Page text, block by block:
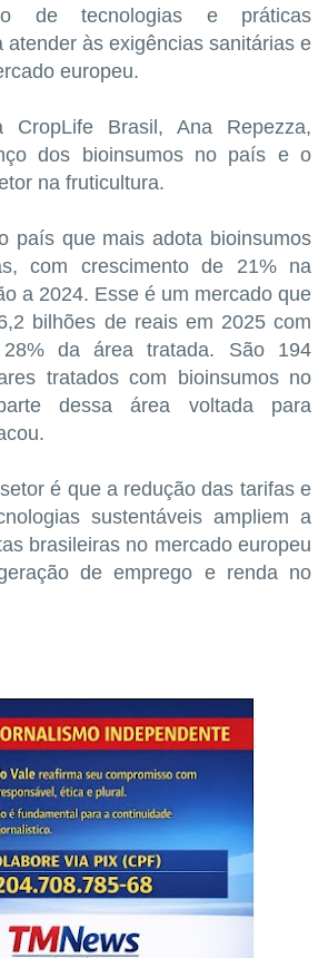
de tecnologias e práticas
atender às exigências sanitárias e
europeu.
CropLife Brasil, Ana Repezza,
dos bioinsumos no país e o
na fruticultura.
país que mais adota bioinsumos
com crescimento de 21% na
a 2024. Esse é um mercado que
bilhões de reais em 2025 com
28% da área tratada. São 194
tratados com bioinsumos no
dessa área voltada para
é que a redução das tarifas e
sustentáveis ampliem a
brasileiras no mercado europeu
de emprego e renda no